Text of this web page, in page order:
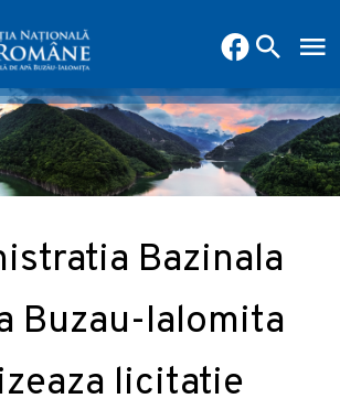
Bazinala
Buzau-Ialomita
licitatie